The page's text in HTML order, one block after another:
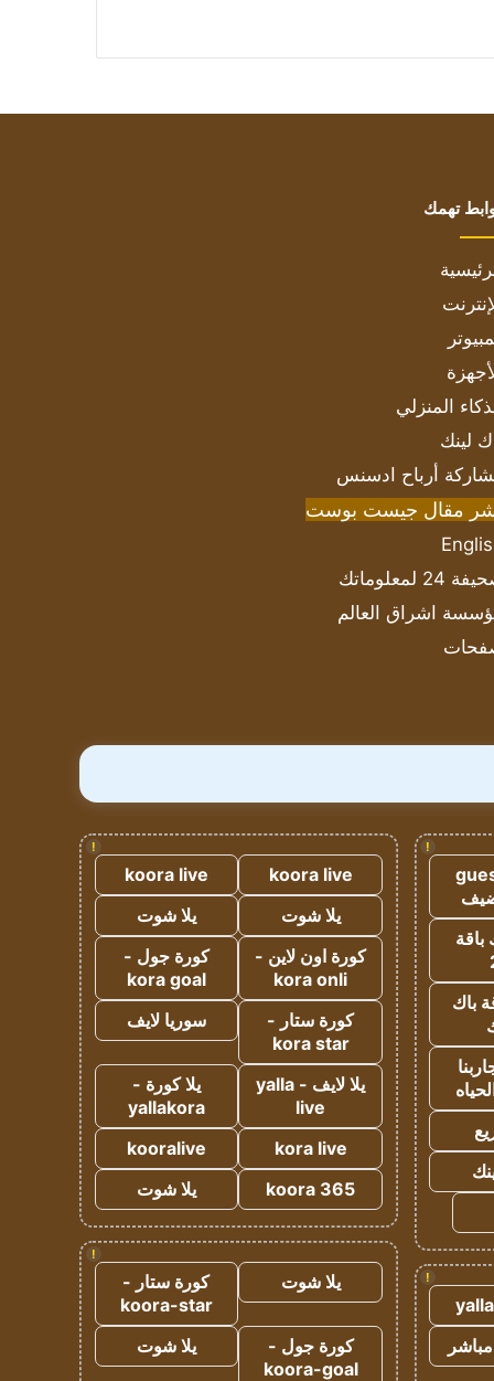
تهمك
المنزلي
لينك
أرباح ادسنس
مقال جيست بوست
24 لمعلوماتك
اشراق العالم
!
باقة
باك
!
!
koora live
koora live
يلا شوت
يلا شوت
كورة اون لاين -
kora onli
كورة جول -
kora goal
كورة ستار -
kora star
سوريا لايف
يلا لايف - yalla
live
يلا كورة -
yallakora
kora live
kooralive
koora 365
يلا شوت
!
يلا شوت
كورة ستار -
koora-star
كورة جول -
koora-goal
يلا شوت